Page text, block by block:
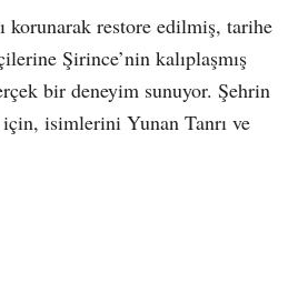
korunarak restore edilmiş, tarihe
Şirince’nin kalıplaşmış
bir deneyim sunuyor. Şehrin
isimlerini Yunan Tanrı ve